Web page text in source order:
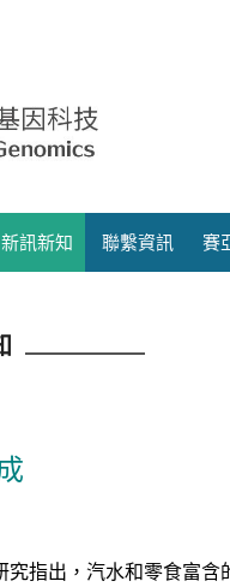
新訊新知 聯繫資訊 賽
指出，汽水和零食富